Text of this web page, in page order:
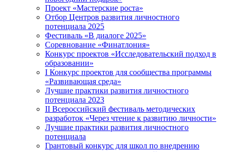
Проект «Мастерские роста»
Отбор Центров развития личностного
потенциала 2025
Фестиваль «В диалоге 2025»
Соревнование «Финатлония»
Конкурс проектов «Исследовательский подход в
образовании»
I Конкурс проектов для сообщества программы
«Развивающая среда»
Лучшие практики развития личностного
потенциала 2023
II Всероссийский фестиваль методических
разработок «Через чтение к развитию личности»
Лучшие практики развития личностного
потенциала
Грантовый конкурс для школ по внедрению